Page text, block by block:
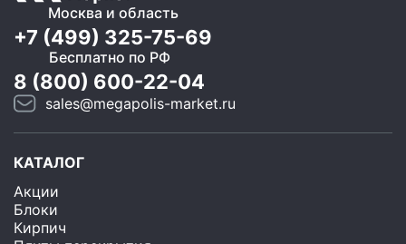
Москва и область
+7 (499) 325-75-69
Бесплатно по РФ
8 (800) 600-22-04
sales@megapolis-market.ru
КАТАЛОГ
Акции
Блоки
Кирпич